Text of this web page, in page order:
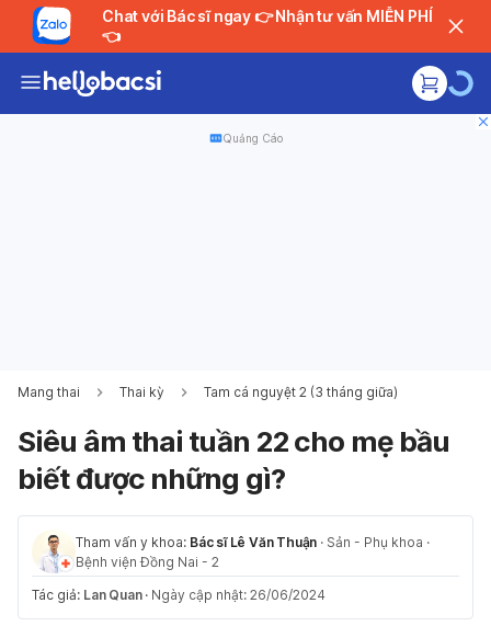
Chat với Bác sĩ ngay 👉 Nhận tư vấn MIỄN PHÍ
👈
Quảng Cáo
Mang thai Thai kỳ Tam cá nguyệt 2 (3 tháng giữa)
Siêu âm thai tuần 22 cho mẹ bầu
biết được những gì?
Tham vấn y khoa: Bác sĩ Lê Văn Thuận · Sản - Phụ khoa ·
Bệnh viện Đồng Nai - 2
Tác giả: Lan Quan · Ngày cập nhật: 26/06/2024